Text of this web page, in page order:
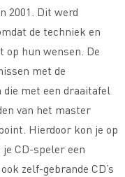
2001. Dit werd
de techniek en
op hun wensen. De
met de
met een draaitafel
van het master
Hierdoor kon je op
CD-speler een
zelf-gebrande CD’s